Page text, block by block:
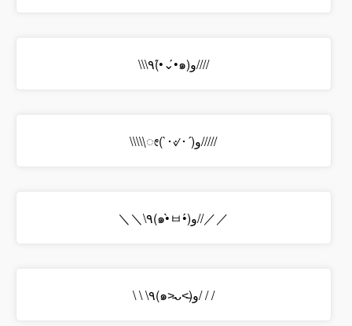
\\\٩(•́⌄•́๑)و////
\\\\\ೕ(`･୰･´)و/////
＼＼\٩(๑•̀ㅂ•́)و//／／
\ \ \٩(๑˃̵ᴗ˂̵)و/ / /